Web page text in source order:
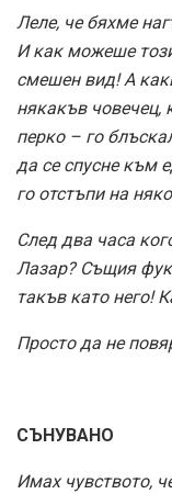
Леле, че бяхме
И как можеше
смешен вид! А
някакъв човечец,
перко – го
да се спусне към
го отстъпи на
След два часа
Лазар? Същия
такъв като него!
Просто да не
СЪНУВАНО
Имах чувството,